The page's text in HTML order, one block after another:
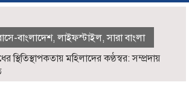
বাংলাদেশ, লাইফস্টাইল,সারা বাংলা
স্থিতিস্থাপকতায় মহিলাদের কণ্ঠস্বর: সম্প্রদায়